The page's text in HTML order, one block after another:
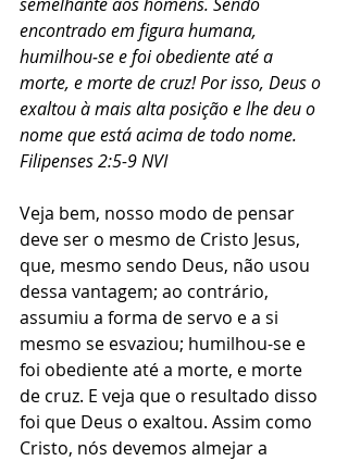
encontrado em figura humana,
humilhou‑se e foi obediente até a
morte, e morte de cruz! Por isso, Deus o
exaltou à mais alta posição e lhe deu o
nome que está acima de todo nome.
Filipenses 2:5-9 NVI
Veja bem, nosso modo de pensar
deve ser o mesmo de Cristo Jesus,
que, mesmo sendo Deus, não usou
dessa vantagem; ao contrário,
assumiu a forma de servo e a si
mesmo se esvaziou; humilhou-se e
foi obediente até a morte, e morte
de cruz. E veja que o resultado disso
foi que Deus o exaltou. Assim como
Cristo, nós devemos almejar a